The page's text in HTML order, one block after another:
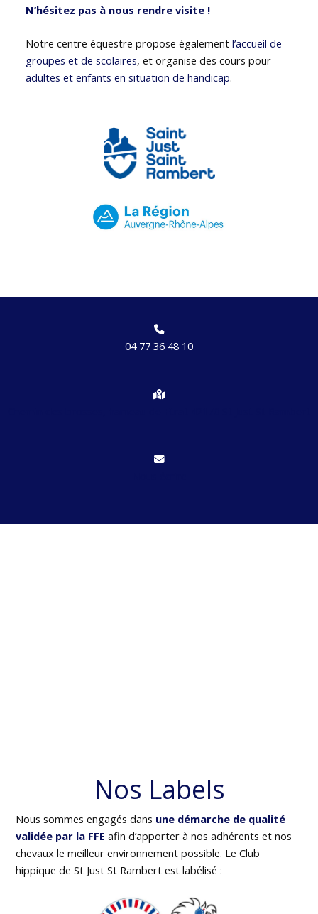
N’hésitez pas à nous rendre visite !
Notre centre équestre propose égalementl’accueil de
groupes et de scolaires, et organise des cours pour
adultes et enfants en situation de handicap.
04 77 36 48 10
Nos Labels
Nous sommes engagés dans une démarche de qualité
validée par la FFE afin d’apporter à nos adhérents et nos
chevaux le meilleur environnement possible. Le Club
hippique de St Just St Rambert est labélisé :